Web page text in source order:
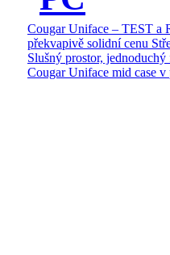
Cougar Uniface – TEST a
překvapivě solidní cenu
Slušný prostor,
Cougar Uniface mid case v